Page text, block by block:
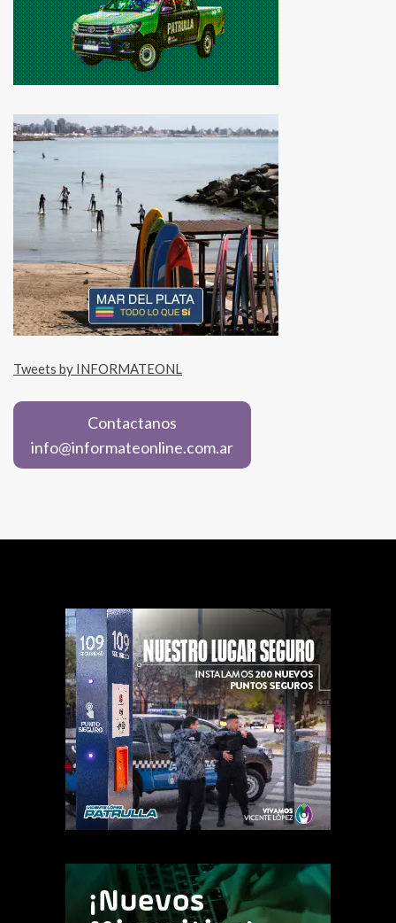
Tweets by INFORMATEONL
Contactanos
info@informateonline.com.ar